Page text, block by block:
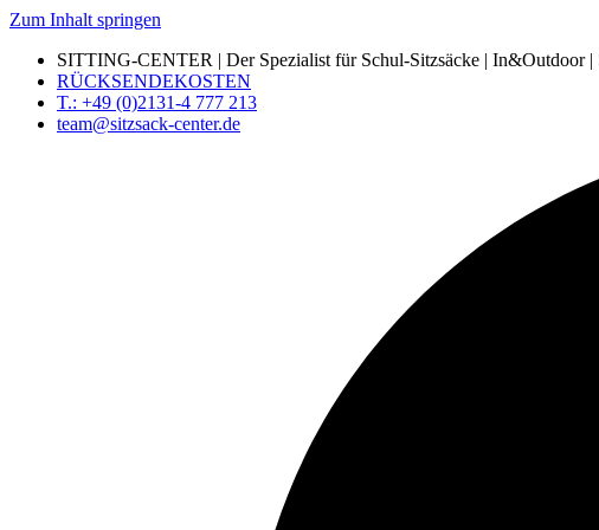
Zum Inhalt springen
SITTING-CENTER | Der Spezialist für Schul-Sitzsäcke | In&Outdoor |
RÜCKSENDEKOSTEN
T.: +49 (0)2131-4 777 213
team@sitzsack-center.de